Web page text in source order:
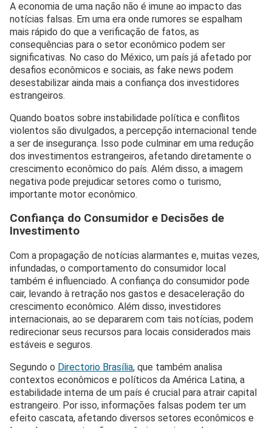
A economia de uma nação não é imune ao impacto das
notícias falsas. Em uma era onde rumores se espalham
mais rápido do que a verificação de fatos, as
consequências para o setor econômico podem ser
significativas. No caso do México, um país já afetado por
desafios econômicos e sociais, as fake news podem
desestabilizar ainda mais a confiança dos investidores
estrangeiros.
Quando boatos sobre instabilidade política e conflitos
violentos são divulgados, a percepção internacional tende
a ser de insegurança. Isso pode culminar em uma redução
dos investimentos estrangeiros, afetando diretamente o
crescimento econômico do país. Além disso, a imagem
negativa pode prejudicar setores como o turismo,
importante motor econômico.
Confiança do Consumidor e Decisões de
Investimento
Com a propagação de notícias alarmantes e, muitas vezes,
infundadas, o comportamento do consumidor local
também é influenciado. A confiança do consumidor pode
cair, levando à retração nos gastos e desaceleração do
crescimento econômico. Além disso, investidores
internacionais, ao se depararem com tais notícias, podem
redirecionar seus recursos para locais considerados mais
estáveis e seguros.
Segundo o Directorio Brasília, que também analisa
contextos econômicos e políticos da América Latina, a
estabilidade interna de um país é crucial para atrair capital
estrangeiro. Por isso, informações falsas podem ter um
efeito cascata, afetando diversos setores econômicos e